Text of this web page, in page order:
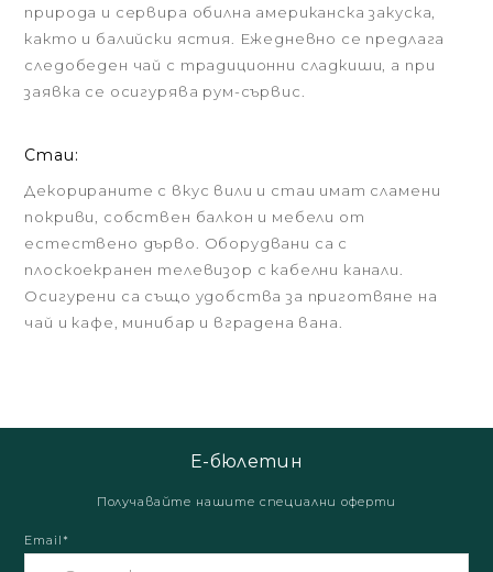
природа и сервира обилна американска закуска,
както и балийски ястия. Ежедневно се предлага
следобеден чай с традиционни сладкиши, а при
заявка се осигурява рум-сървис.
Стаи:
Декорираните с вкус вили и стаи имат сламени
покриви, собствен балкон и мебели от
естествено дърво. Оборудвани са с
плоскоекранен телевизор с кабелни канали.
Осигурени са също удобства за приготвяне на
чай и кафе, минибар и вградена вана.
Е-бюлетин
Получавайте нашите специални оферти
Email*